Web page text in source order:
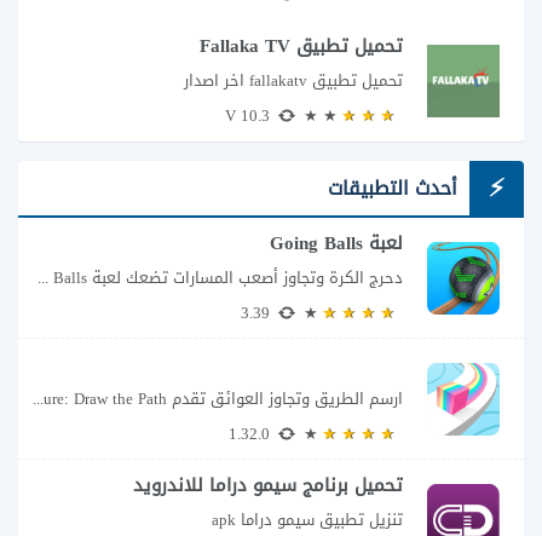
تحميل تطبيق Fallaka TV
تحميل تطبيق fallakatv اخر اصدار
أحدث التطبيقات
لعبة Going Balls
دحرج الكرة وتجاوز أصعب المسارات تضعك لعبة Going Balls للأندرويد أمام تحدٍ يبدو بسيطًا...
ارسم الطريق وتجاوز العوائق تقدم Color Adventure: Draw the Path فكرة بسيطة تتحول سريعًا...
تحميل برنامج سيمو دراما للاندرويد
تنزيل تطبيق سيمو دراما apk